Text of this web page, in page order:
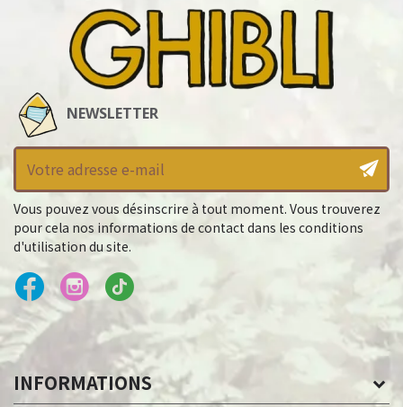
NEWSLETTER
Vous pouvez vous désinscrire à tout moment. Vous trouverez
pour cela nos informations de contact dans les conditions
d'utilisation du site.
INFORMATIONS